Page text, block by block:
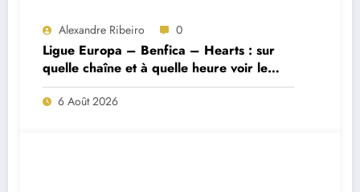
Alexandre Ribeiro 0
Ligue Europa – Benfica – Hearts : sur
quelle chaîne et à quelle heure voir le
match ?
6 Août 2026